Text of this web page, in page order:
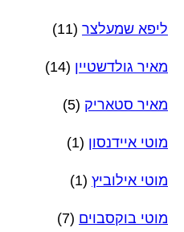
ליפא שמעלצר (11)
מאיר גולדשטיין (14)
מאיר סטאריק (5)
מוטי איידנסון (1)
מוטי אילוביץ (1)
מוטי בוקסבוים (7)